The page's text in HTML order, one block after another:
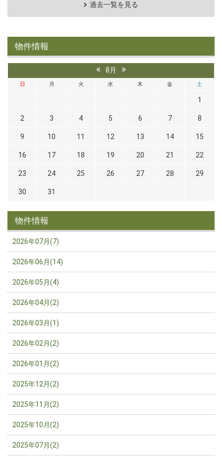
過去一覧を見る
物件情報
« 8月 »
日 月 火 水 木 金 土
1
2 3 4 5 6 7 8
9 10 11 12 13 14 15
16 17 18 19 20 21 22
23 24 25 26 27 28 29
30 31
物件情報
2026年07月(7)
2026年06月(14)
2026年05月(4)
2026年04月(2)
2026年03月(1)
2026年02月(2)
2026年01月(2)
2025年12月(2)
2025年11月(2)
2025年10月(2)
2025年07月(2)